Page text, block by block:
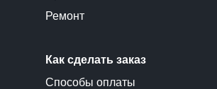
Ремонт
Как сделать заказ
Способы оплаты